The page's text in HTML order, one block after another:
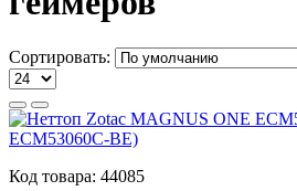
Сортировать:
Код товара: 44085